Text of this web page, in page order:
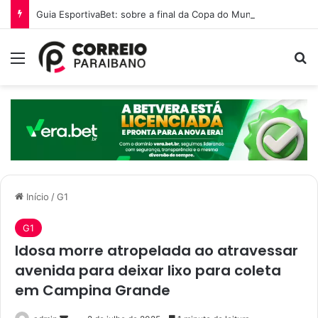
Guia EsportivaBet: sobre a final da Copa do Mundo 2026
Menu
Início /G1
G1
Idosa morre atropelada ao atravessar
avenida para deixar lixo para coleta
em Campina Grande